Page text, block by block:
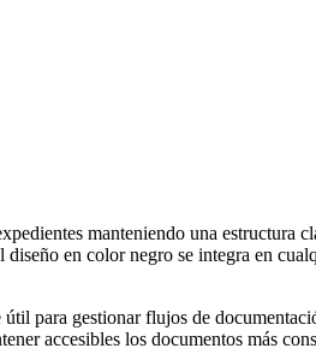
manteniendo una
en color negro se integra en
para gestionar flujos de
accesibles los documentos más